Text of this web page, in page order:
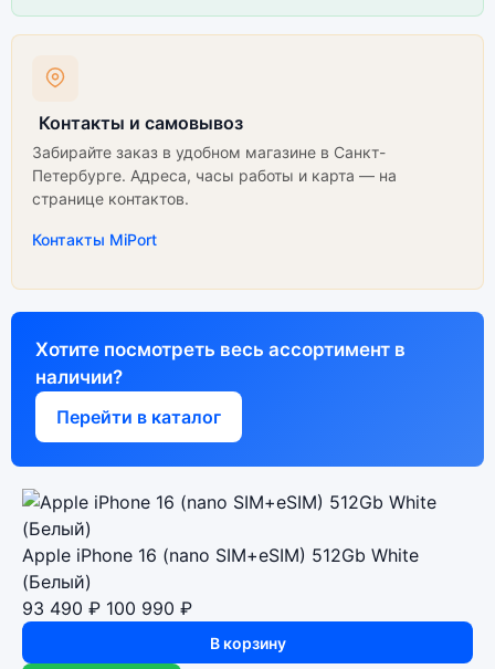
Контакты и самовывоз
Забирайте заказ в удобном магазине в Санкт-
Петербурге. Адреса, часы работы и карта — на
странице контактов.
Контакты MiPort
Хотите посмотреть весь ассортимент в
наличии?
Перейти в каталог
Apple iPhone 16 (nano SIM+eSIM) 512Gb White
(Белый)
93 490 ₽ 100 990 ₽
В корзину